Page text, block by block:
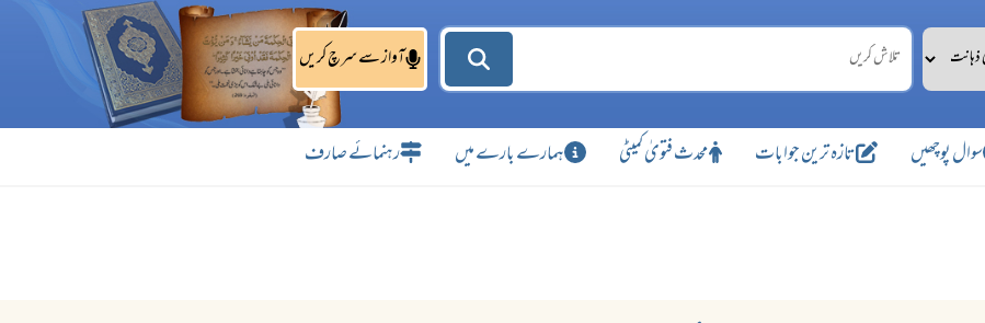
آواز سے سرچ کریں
سوال پوچھیں تازہ ترین جوابات محدث فتویٰ کمیٹی ہمارے بارے میں رہنمائے صارف